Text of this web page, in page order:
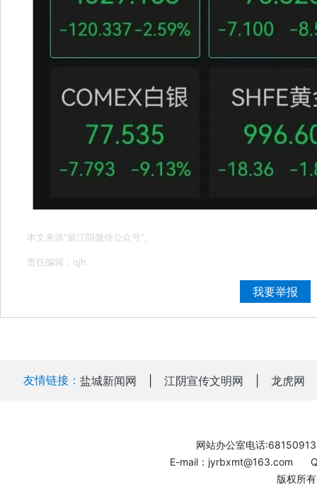
本文来源"最江阴微信公众号"。
责任编辑：qjh
我要举报
友情链接： 盐城新闻网 江阴宣传文明网 龙虎网
网站办公室电话:68150913
E-mail：jyrbxmt@163.com
版权所